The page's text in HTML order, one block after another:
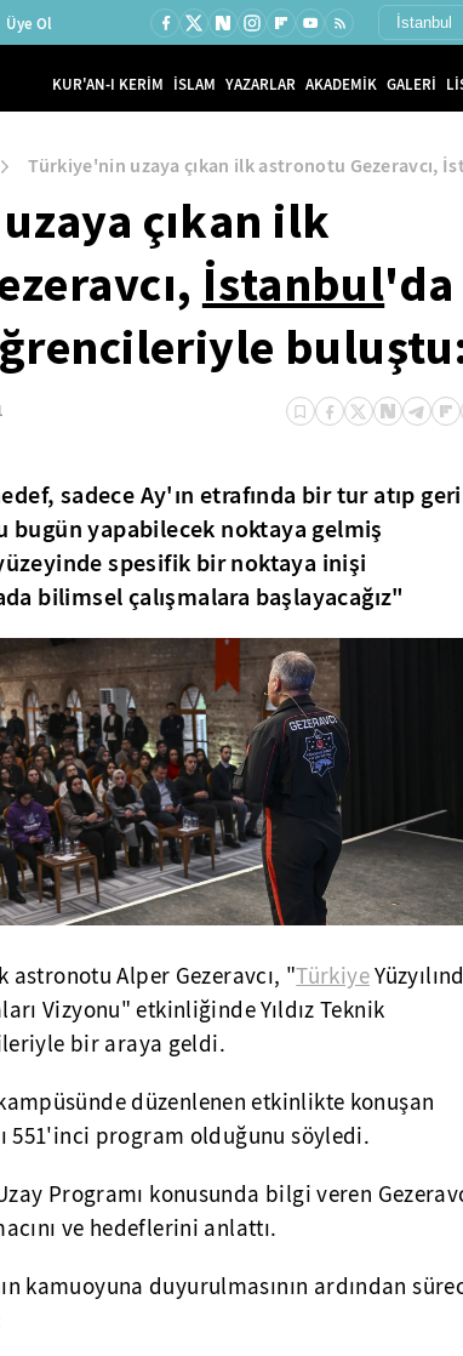
Üye Ol
KUR'AN-I KERİM İSLAM YAZARLAR AKADEMİK GALERİ
Türkiye'nin uzaya çıkan ilk astronotu
çıkan ilk
İstanbul'da
sadece Ay'ın etrafında bir tur atıp geri
bugün yapabilecek noktaya gelmiş
spesifik bir noktaya inişi
bilimsel çalışmalara başlayacağız"
astronotu Alper Gezeravcı, "Türkiye
Vizyonu" etkinliğinde Yıldız Teknik
bir araya geldi.
düzenlenen etkinlikte konuşan
551'inci program olduğunu söyledi.
Programı konusunda bilgi veren
ve hedeflerini anlattı.
kamuoyuna duyurulmasının ardından